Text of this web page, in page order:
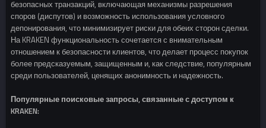
безопасных транзакций, включающая механизмы разрешения
споров (диспутов) и возможность использования условного
депонирования, что минимизирует риски для обеих сторон сделки.
На KRAKEN функциональность сочетается с внимательным
отношением к безопасности клиентов, что делает процесс покупок
более предсказуемым, защищенным и, как следствие, популярным
среди пользователей, ценящих анонимность и надежность.
Популярные поисковые запросы, связанные с доступом к
KRAKEN: